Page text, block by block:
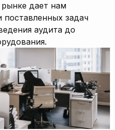
дает нам
задач
аудита до